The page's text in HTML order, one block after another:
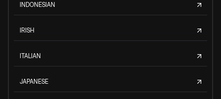
INDONESIAN
IRISH
ITALIAN
JAPANESE